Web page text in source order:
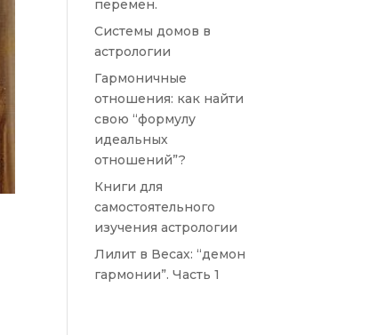
перемен.
Системы домов в
астрологии
Гармоничные
отношения: как найти
свою “формулу
идеальных
отношений”?
Книги для
самостоятельного
изучения астрологии
Лилит в Весах: “демон
гармонии”. Часть 1